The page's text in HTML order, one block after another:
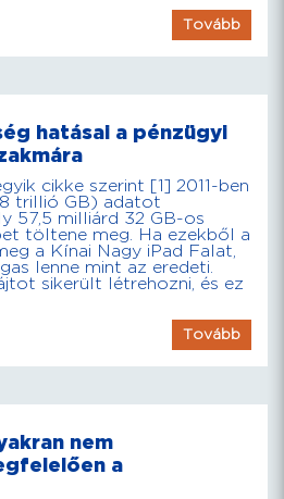
Tovább
hatásai a pénzügyi
cikke szerint [1] 2011-ben
trillió GB) adatot
57,5 milliárd 32 GB-os
töltene meg. Ha ezekből a
a Kínai Nagy iPad Falat,
lenne mint az eredeti.
sikerült létrehozni, és ez
Tovább
nem
a